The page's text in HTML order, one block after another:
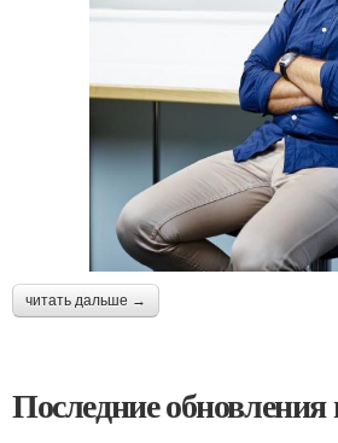
читать дальше →
Последние обновления